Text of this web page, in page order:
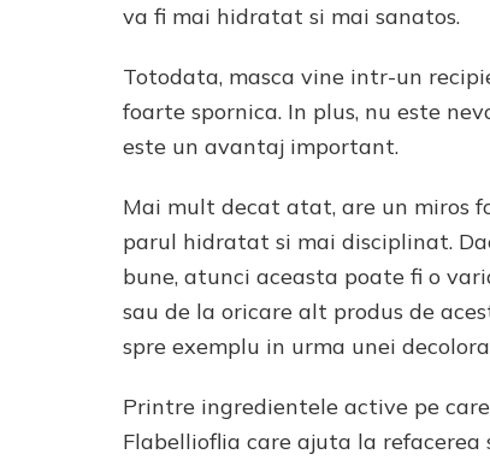
va fi mai hidratat si mai sanatos.
Totodata, masca vine intr-un
foarte spornica. In plus, nu este
este un avantaj important.
Mai mult decat atat, are un miros
parul hidratat si mai disciplinat.
bune, atunci aceasta poate fi o
sau de la oricare alt produs de
spre exemplu in urma unei
Printre ingredientele active pe
Flabellioflia care ajuta la